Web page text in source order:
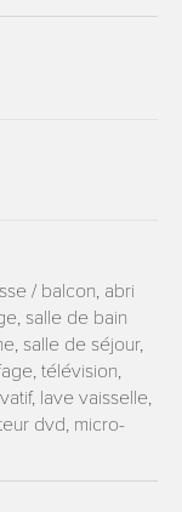
/ balcon, abri
salle de bain
salle de séjour,
télévision,
lave vaisselle,
dvd, micro-